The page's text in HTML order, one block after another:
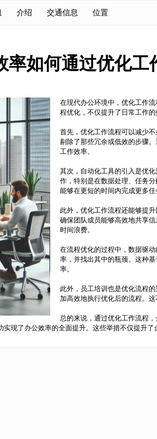
介绍 交通信息 位置
率如何通过优化工
在现代办公环境中，优化工作
程优化，不仅提升了日常工作
首先，优化工作流程可以减少
剔除了那些冗余或低效的步骤
工作效率。
其次，自动化工具的引入是优
作，特别是在数据处理、任务
能够在更短的时间内完成更多任
此外，优化工作流程还能够提
确保团队成员能够高效地共享
时间浪费。
在流程优化的过程中，数据驱
率，并找出其中的瓶颈。这种
率。
此外，员工培训也是优化流程
加高效地执行优化后的流程。
总的来说，通过优化工作流程
现了办公效率的全面提升。这些举措不仅提升